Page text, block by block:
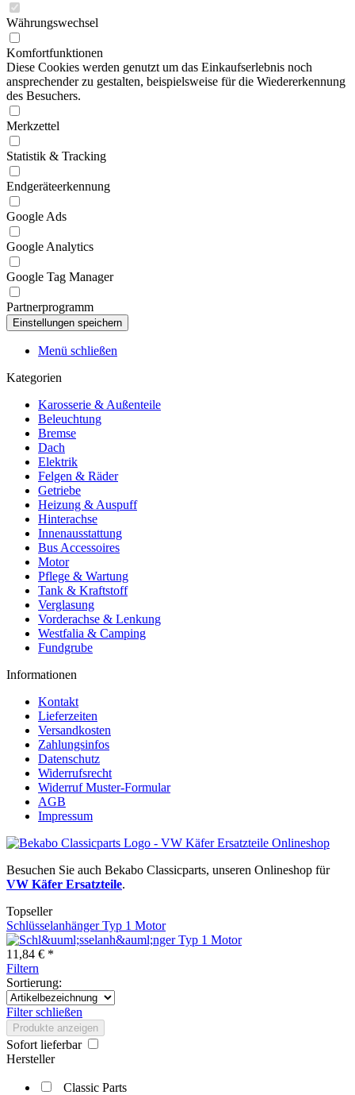
Währungswechsel
Komfortfunktionen
Diese Cookies werden genutzt um das Einkaufserlebnis noch
ansprechender zu gestalten, beispielsweise für die Wiedererkennung
des Besuchers.
Merkzettel
Statistik & Tracking
Endgeräteerkennung
Google Ads
Google Analytics
Google Tag Manager
Partnerprogramm
Menü schließen
Kategorien
Karosserie & Außenteile
Beleuchtung
Bremse
Dach
Elektrik
Felgen & Räder
Getriebe
Heizung & Auspuff
Hinterachse
Innenausstattung
Bus Accessoires
Motor
Pflege & Wartung
Tank & Kraftstoff
Verglasung
Vorderachse & Lenkung
Westfalia & Camping
Fundgrube
Informationen
Kontakt
Lieferzeiten
Versandkosten
Zahlungsinfos
Datenschutz
Widerrufsrecht
Widerruf Muster-Formular
AGB
Impressum
Besuchen Sie auch Bekabo Classicparts, unseren Onlineshop für
VW Käfer Ersatzteile.
Topseller
Schlüsselanhänger Typ 1 Motor
11,84 € *
Filtern
Sortierung:
Filter schließen
Produkte anzeigen
Sofort lieferbar
Hersteller
Classic Parts